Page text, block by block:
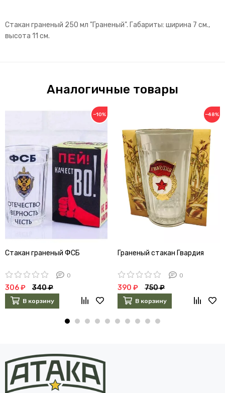
Стакан граненый 250 мл "Граненый". Габариты: ширина 7 см.,
высота 11 см.
Аналогичные товары
−10%
Стакан граненый ФСБ
0
306 ₽ 340 ₽
В корзину
−48%
Граненый стакан Гвардия
0
390 ₽ 750 ₽
В корзину